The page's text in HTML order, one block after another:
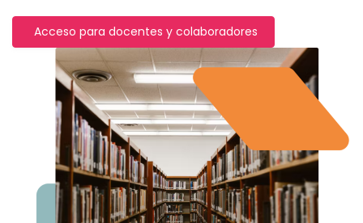
Acceso para docentes y colaboradores